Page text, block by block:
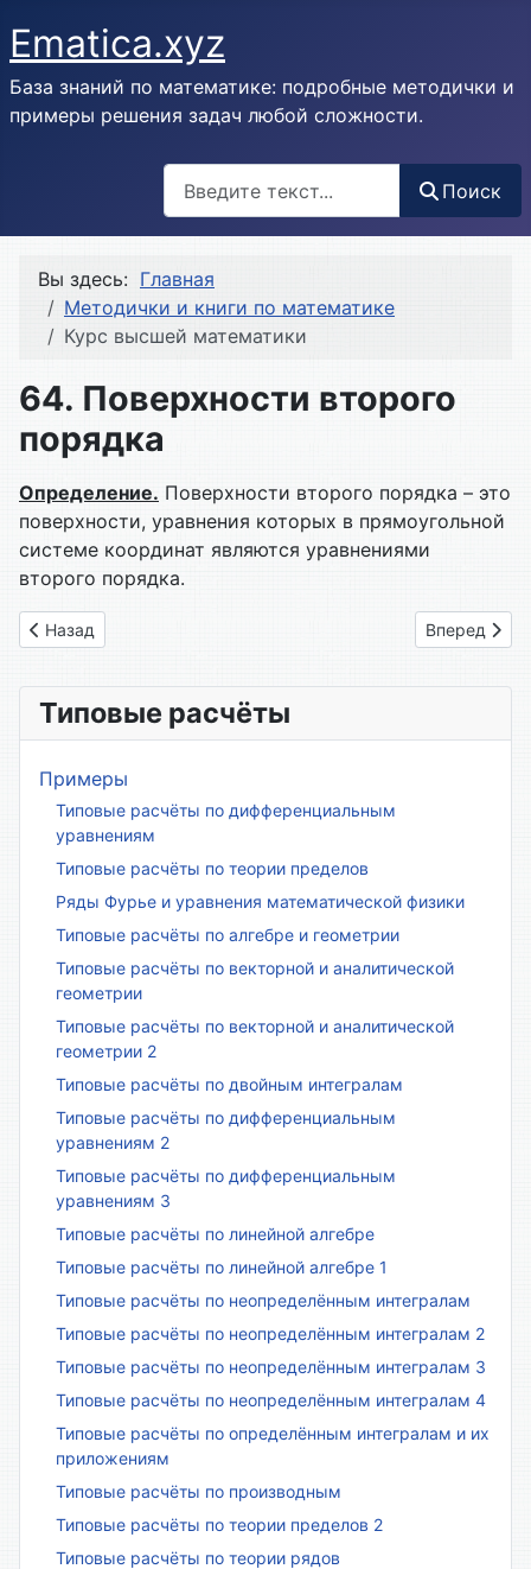
Ematica.xyz
База знаний по математике: подробные методички и
примеры решения задач любой сложности.
Поиск
Вы здесь: Главная
Методички и книги по математике
Курс высшей математики
64. Поверхности второго
порядка
Определение. Поверхности второго порядка – это
поверхности, уравнения которых в прямоугольной
системе координат являются уравнениями
второго порядка.
Предыдущий: 63. Условия параллельности и
Назад Следующий:
Вперед
Типовые расчёты
Примеры
Типовые расчёты по дифференциальным
уравнениям
Типовые расчёты по теории пределов
Ряды Фурье и уравнения математической физики
Типовые расчёты по алгебре и геометрии
Типовые расчёты по векторной и аналитической
геометрии
Типовые расчёты по векторной и аналитической
геометрии 2
Типовые расчёты по двойным интегралам
Типовые расчёты по дифференциальным
уравнениям 2
Типовые расчёты по дифференциальным
уравнениям 3
Типовые расчёты по линейной алгебре
Типовые расчёты по линейной алгебре 1
Типовые расчёты по неопределённым интегралам
Типовые расчёты по неопределённым интегралам 2
Типовые расчёты по неопределённым интегралам 3
Типовые расчёты по неопределённым интегралам 4
Типовые расчёты по определённым интегралам и их
приложениям
Типовые расчёты по производным
Типовые расчёты по теории пределов 2
Типовые расчёты по теории рядов